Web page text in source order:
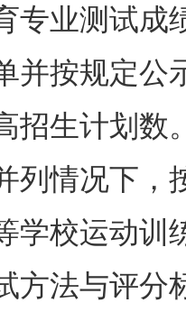
专业测试成
并按规定公
招生计划数
列情况下，
学校运动训
方法与评分